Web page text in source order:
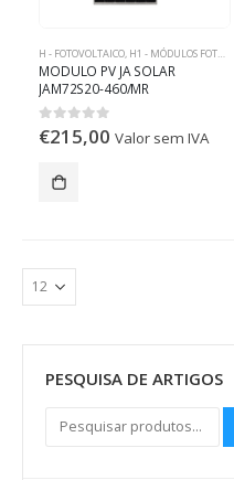
H - FOTOVOLTAICO, H1 - MÓDULOS FOTOVOLTAICOS
MODULO PV JA SOLAR
JAM72S20-460/MR
0out of 5
€215,00 Valor sem IVA
PESQUISA DE ARTIGOS